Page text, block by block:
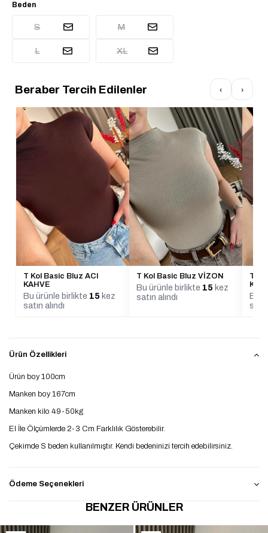
Beden
S M
L XL
Beraber Tercih Edilenler ‹ ›
T Kol Basic Bluz ACI
KAHVE
Bu ürünle birlikte 15 kez
satın alındı
T Kol Basic Bluz VİZON
Bu ürünle birlikte 15 kez
satın alındı
T
Bu
Ürün Özellikleri
Ürün boy 100cm
Manken boy 167cm
Manken kilo 49-50kg
El İle Ölçümlerde 2-3 Cm Farklılık Gösterebilir.
Çekimde S beden kullanılmıştır. Kendi bedeninizi tercih edebilirsiniz.
Ödeme Seçenekleri
BENZER ÜRÜNLER